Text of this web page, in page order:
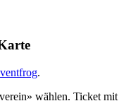
.
wählen. Ticket mit